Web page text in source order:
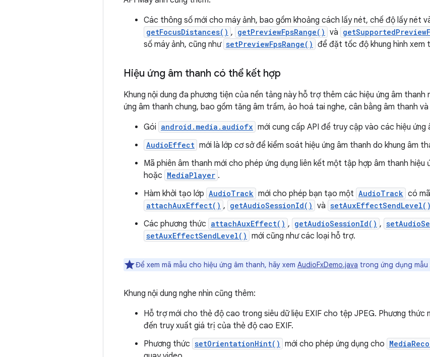
Các thông số mới cho máy ảnh, bao gồm khoảng cách lấy nét, chế độ lấy nét
getFocusDistances() , getPreviewFpsRange() và
số máy ảnh, cũng như setPreviewFpsRange() để đặt tốc độ khung hình xem
Hiệu ứng âm thanh có thể kết hợp
Khung nội dung đa phương tiện của nền tảng này hỗ trợ thêm các hiệu ứng âm thanh
ứng âm thanh chung, bao gồm tăng âm trầm, ảo hoá tai nghe, cân bằng âm thanh và
Gói android.media.audiofx mới cung cấp API để truy cập vào các hiệu ứng
AudioEffect mới là lớp cơ sở để kiểm soát hiệu ứng âm thanh do khung âm
Mã phiên âm thanh mới cho phép ứng dụng liên kết một tập hợp âm thanh hiệu
hoặc MediaPlayer .
Hàm khởi tạo lớp AudioTrack mới cho phép bạn tạo một AudioTrack có
attachAuxEffect() , getAudioSessionId() và setAuxEffectSendLevel()
Các phương thức attachAuxEffect() , getAudioSessionId() ,
setAuxEffectSendLevel() mới cũng như các loại hỗ trợ.
Để xem mã mẫu cho hiệu ứng âm thanh, hãy xem AudioFxDemo.java trong ứng dụng mẫu
Khung nội dung nghe nhìn cũng thêm:
Hỗ trợ mới cho thẻ độ cao trong siêu dữ liệu EXIF cho tệp JPEG. Phương thức
đến truy xuất giá trị của thẻ độ cao EXIF.
Phương thức setOrientationHint() mới cho phép ứng dụng cho